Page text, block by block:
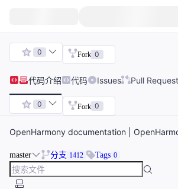
0 Fork 0
代码介绍 代码 Issues Pull
0 Fork 0
OpenHarmony documentation |
master 分支 1412 Tags 0